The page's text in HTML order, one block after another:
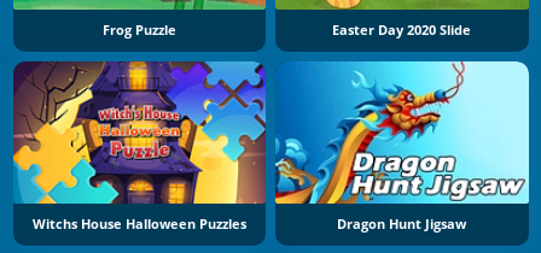
Frog Puzzle Easter Day 2020 Slide
Witchs House Halloween Puzzles Dragon Hunt Jigsaw